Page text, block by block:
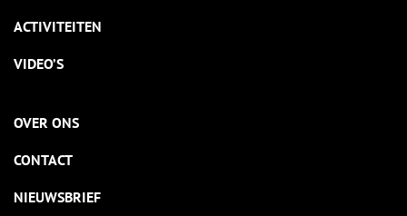
ACTIVITEITEN
VIDEO’S
OVER ONS
CONTACT
NIEUWSBRIEF